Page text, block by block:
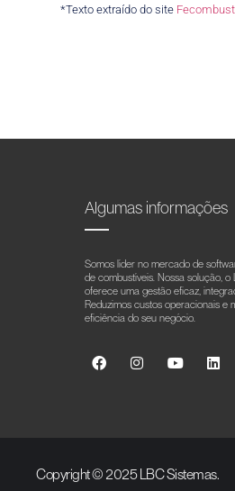
*Texto extraído do site
Algumas informações
Somos líder no mercado de
de combustíveis. Nossa solução, o
oferece uma gestão eficaz,
Reduzimos custos operacionais e
eficiência do seu negócio.
Copyright © 2025 LBC Sistemas.